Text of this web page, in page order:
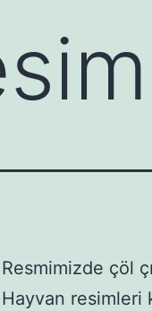
Resmimizde çöl
Hayvan resimleri